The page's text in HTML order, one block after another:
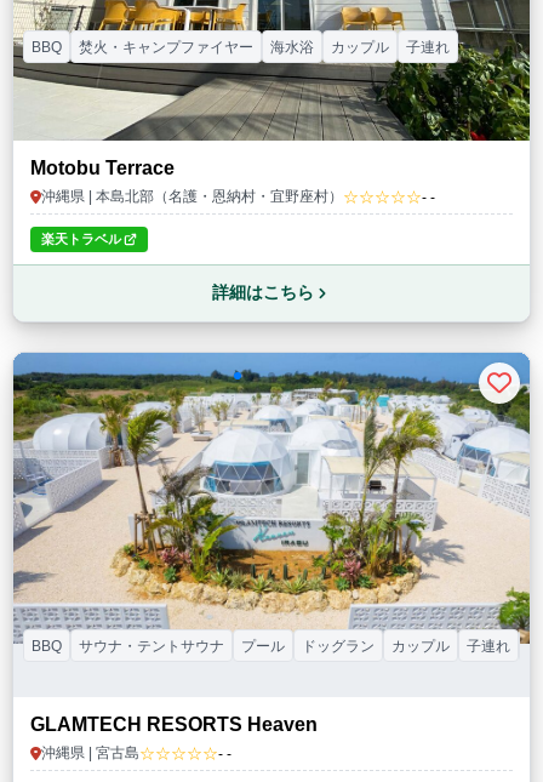
Motobu Terrace
沖縄県 | 本島北部（名護・恩納村・宜野座村） ☆☆☆☆☆- -
BBQ 焚火・キャンプファイヤー 海水浴 カップル 子連れ
楽天トラベル
詳細はこちら
GLAMTECH RESORTS Heaven
沖縄県 | 宮古島☆☆☆☆☆- -
BBQ サウナ・テントサウナ プール ドッグラン カップル 子連れ